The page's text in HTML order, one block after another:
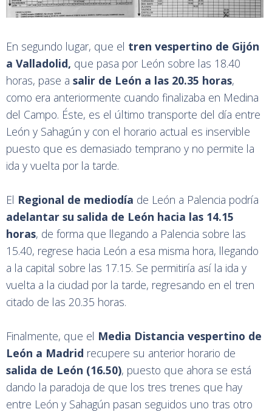
En segundo lugar, que el tren vespertino de Gijón
a Valladolid, que pasa por León sobre las 18.40
horas, pase a salir de León a las 20.35 horas,
como era anteriormente cuando finalizaba en Medina
del Campo. Éste, es el último transporte del día entre
León y Sahagún y con el horario actual es inservible
puesto que es demasiado temprano y no permite la
ida y vuelta por la tarde.
El Regional de mediodía de León a Palencia podría
adelantar su salida de León hacia las 14.15
horas, de forma que llegando a Palencia sobre las
15.40, regrese hacia León a esa misma hora, llegando
a la capital sobre las 17.15. Se permitiría así la ida y
vuelta a la ciudad por la tarde, regresando en el tren
citado de las 20.35 horas.
Finalmente, que el Media Distancia vespertino de
León a Madrid recupere su anterior horario de
salida de León (16.50), puesto que ahora se está
dando la paradoja de que los tres trenes que hay
entre León y Sahagún pasan seguidos uno tras otro